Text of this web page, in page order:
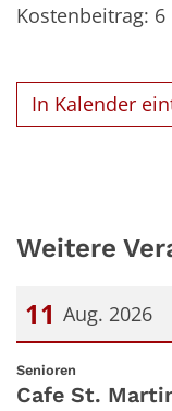
Kostenbeitrag: 6
In Kalender
Weitere
11 Aug. 2026
Datum: 11.
Senioren
Cafe St.